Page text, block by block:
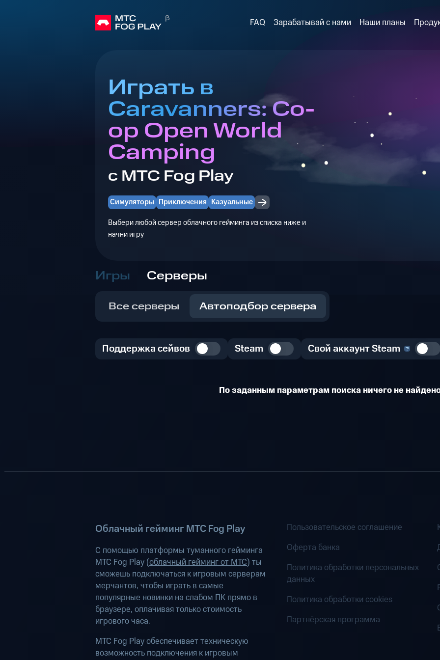
FAQ Зарабатывай с нами Наши планы
Играть в
Caravanners: Co-
op Open World
Camping
с МТС Fog Play
Симуляторы Приключения Казуальные
Выбери любой сервер облачного гейминга из списка ниже и
начни игру
Игры Серверы
Все серверы Автоподбор сервера
Поддержка сейвов Steam Свой аккаунт Steam
По заданным параметрам поиска ничего не
Облачный гейминг МТС Fog Play
С помощью платформы туманного гейминга
МТС Fog Play (облачный гейминг от МТС) ты
сможешь подключаться к игровым серверам
мерчантов, чтобы играть в самые
популярные новинки на слабом ПК прямо в
браузере, оплачивая только стоимость
игрового часа.
МТС Fog Play обеспечивает техническую
возможность подключения к игровым
Пользовательское соглашение
Оферта банка
Политика обработки персональных
данных
Политика обработки cookies
Партнёрская программа